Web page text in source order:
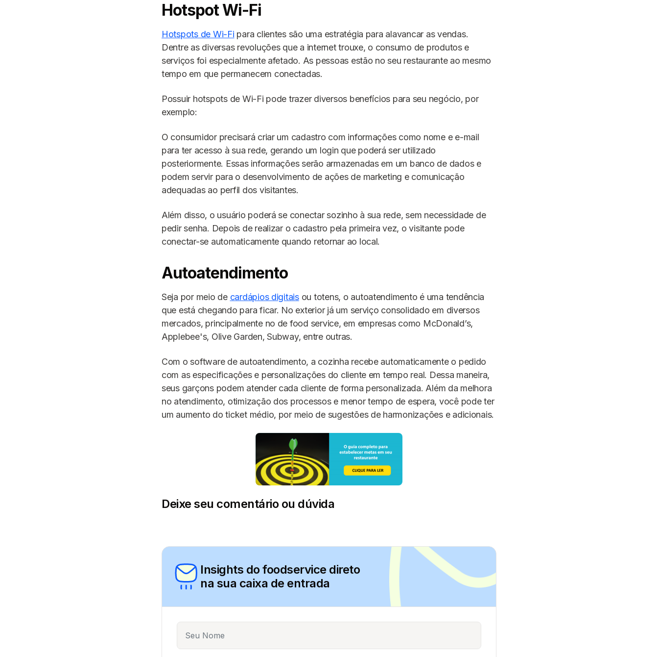
Hotspot Wi-Fi
Hotspots de Wi-Fi para clientes são uma estratégia para alavancar as vendas.
Dentre as diversas revoluções que a internet trouxe, o consumo de produtos e
serviços foi especialmente afetado. As pessoas estão no seu restaurante ao mesmo
tempo em que permanecem conectadas.
Possuir hotspots de Wi-Fi pode trazer diversos benefícios para seu negócio, por
exemplo:
O consumidor precisará criar um cadastro com informações como nome e e-mail
para ter acesso à sua rede, gerando um login que poderá ser utilizado
posteriormente. Essas informações serão armazenadas em um banco de dados e
podem servir para o desenvolvimento de ações de marketing e comunicação
adequadas ao perfil dos visitantes.
Além disso, o usuário poderá se conectar sozinho à sua rede, sem necessidade de
pedir senha. Depois de realizar o cadastro pela primeira vez, o visitante pode
conectar-se automaticamente quando retornar ao local.
Autoatendimento
Seja por meio de cardápios digitaisou totens, o autoatendimento é uma tendência
que está chegando para ficar. No exterior já um serviço consolidado em diversos
mercados, principalmente no de food service, em empresas como McDonald’s,
Applebee's, Olive Garden, Subway, entre outras.
Com o software de autoatendimento, a cozinha recebe automaticamente o pedido
com as especificações e personalizações do cliente em tempo real. Dessa maneira,
seus garçons podem atender cada cliente de forma personalizada. Além da melhora
no atendimento, otimização dos processos e menor tempo de espera, você pode ter
um aumento do ticket médio, por meio de sugestões de harmonizações e adicionais.
Deixe seu comentário ou dúvida
Insights do foodservice direto
na sua caixa de entrada